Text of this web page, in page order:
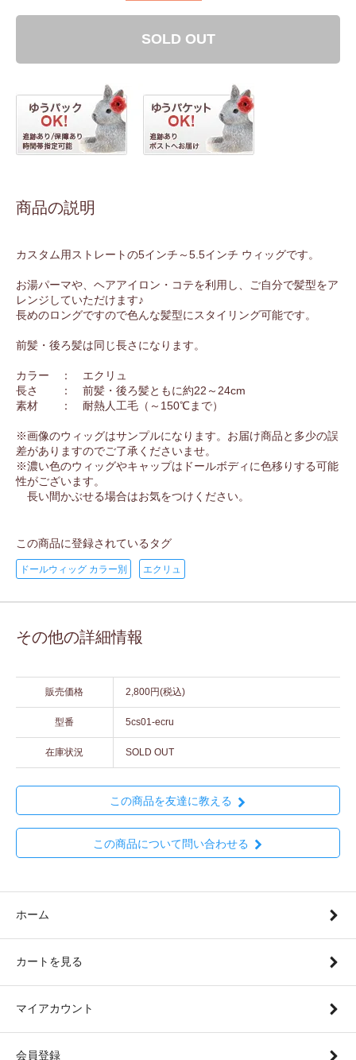
SOLD OUT
商品の説明
カスタム用ストレートの5インチ～5.5インチ ウィッグです。
お湯パーマや、ヘアアイロン・コテを利用し、ご自分で髪型をア
レンジしていただけます♪
長めのロングですので色んな髪型にスタイリング可能です。
前髪・後ろ髪は同じ長さになります。
カラー ： エクリュ
長さ ： 前髪・後ろ髪ともに約22～24cm
素材 ： 耐熱人工毛（～150℃まで）
※画像のウィッグはサンプルになります。お届け商品と多少の誤
差がありますのでご了承くださいませ。
※濃い色のウィッグやキャップはドールボディに色移りする可能
性がございます。
長い間かぶせる場合はお気をつけください。
この商品に登録されているタグ
ドールウィッグ カラー別 エクリュ
その他の詳細情報
販売価格 2,800円(税込)
型番 5cs01-ecru
在庫状況 SOLD OUT
この商品を友達に教える
この商品について問い合わせる
ホーム
カートを見る
マイアカウント
会員登録